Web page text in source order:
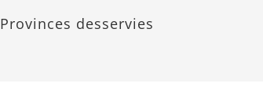
Provinces desservies